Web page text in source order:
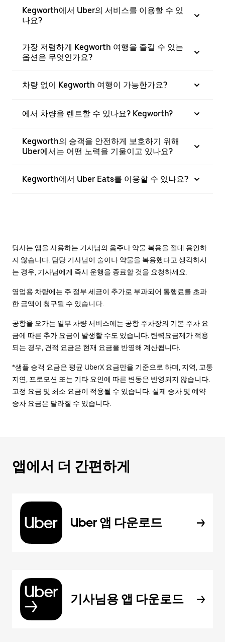
Kegworth에서 Uber의 서비스를 이용할 수 있
나요?
가장 저렴하게 Kegworth 여행을 즐길 수 있는
옵션은 무엇인가요?
차량 없이 Kegworth 여행이 가능한가요?
에서 차량을 렌트할 수 있나요? Kegworth?
Kegworth의 승객을 안전하게 보호하기 위해
Uber에서는 어떤 노력을 기울이고 있나요?
Kegworth에서 Uber Eats를 이용할 수 있나요?
당사는 앱을 사용하는 기사님의 음주나 약물 복용을 절대 용인하
지 않습니다. 담당 기사님이 술이나 약물을 복용했다고 생각하시
는 경우, 기사님에게 즉시 운행을 종료할 것을 요청하세요.
영업용 차량에는 주 정부 세금이 추가로 부과되어 통행료를 초과
한 금액이 청구될 수 있습니다.
공항을 오가는 일부 차량 서비스에는 공항 주차장의 기본 주차 요
금에 따른 추가 요금이 발생할 수도 있습니다. 탄력요금제가 적용
되는 경우, 견적 요금은 현재 요금을 반영해 계산됩니다.
*샘플 승객 요금은 평균 UberX 요금만을 기준으로 하며, 지역, 교통
지연, 프로모션 또는 기타 요인에 따른 변동은 반영되지 않습니다.
고정 요금 및 최소 요금이 적용될 수 있습니다. 실제 승차 및 예약
승차 요금은 달라질 수 있습니다.
앱에서 더 간편하게
Uber 앱 다운로드
기사님용 앱 다운로드